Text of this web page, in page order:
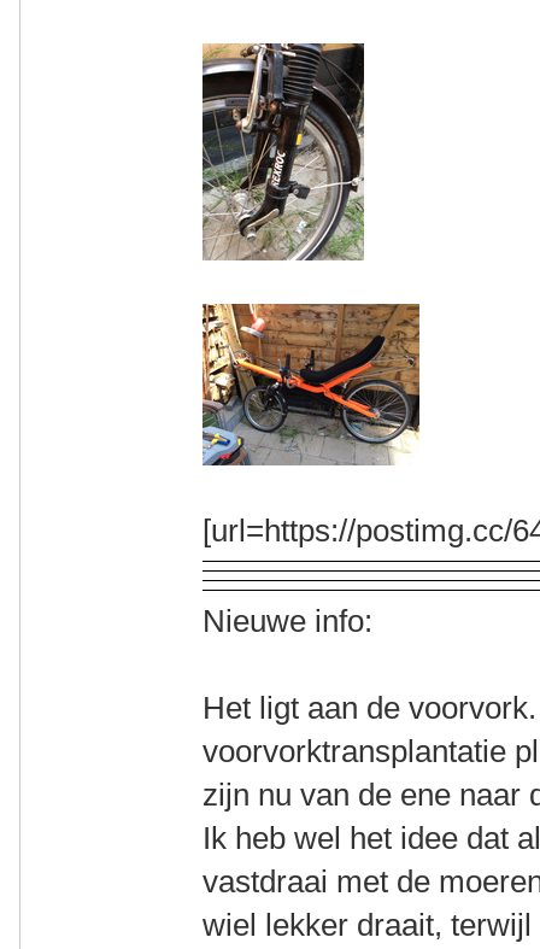
[url=https://postimg.cc/
Nieuwe info:
Het ligt aan de
voorvorktransplantatie
zijn nu van de ene naar
Ik heb wel het idee dat
vastdraai met de
wiel lekker draait,